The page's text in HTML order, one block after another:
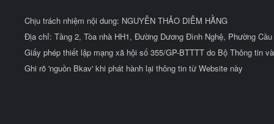
Chịu trách nhiệm nội dung: NGUYỄN THẢO DIỄM HẰNG
Địa chỉ: Tầng 2, Tòa nhà HH1, Đường Dương Đình Nghệ, Phường
Giấy phép thiết lập mạng xã hội số 355/GP-BTTTT do Bộ Thông tin
Ghi rõ 'nguồn Bkav' khi phát hành lại thông tin từ Website này